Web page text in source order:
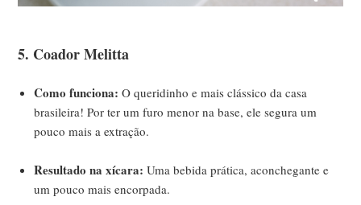
5. Coador Melitta
Como funciona: O queridinho e mais clássico da casa
brasileira! Por ter um furo menor na base, ele segura um
pouco mais a extração.
Resultado na xícara: Uma bebida prática, aconchegante e
um pouco mais encorpada.